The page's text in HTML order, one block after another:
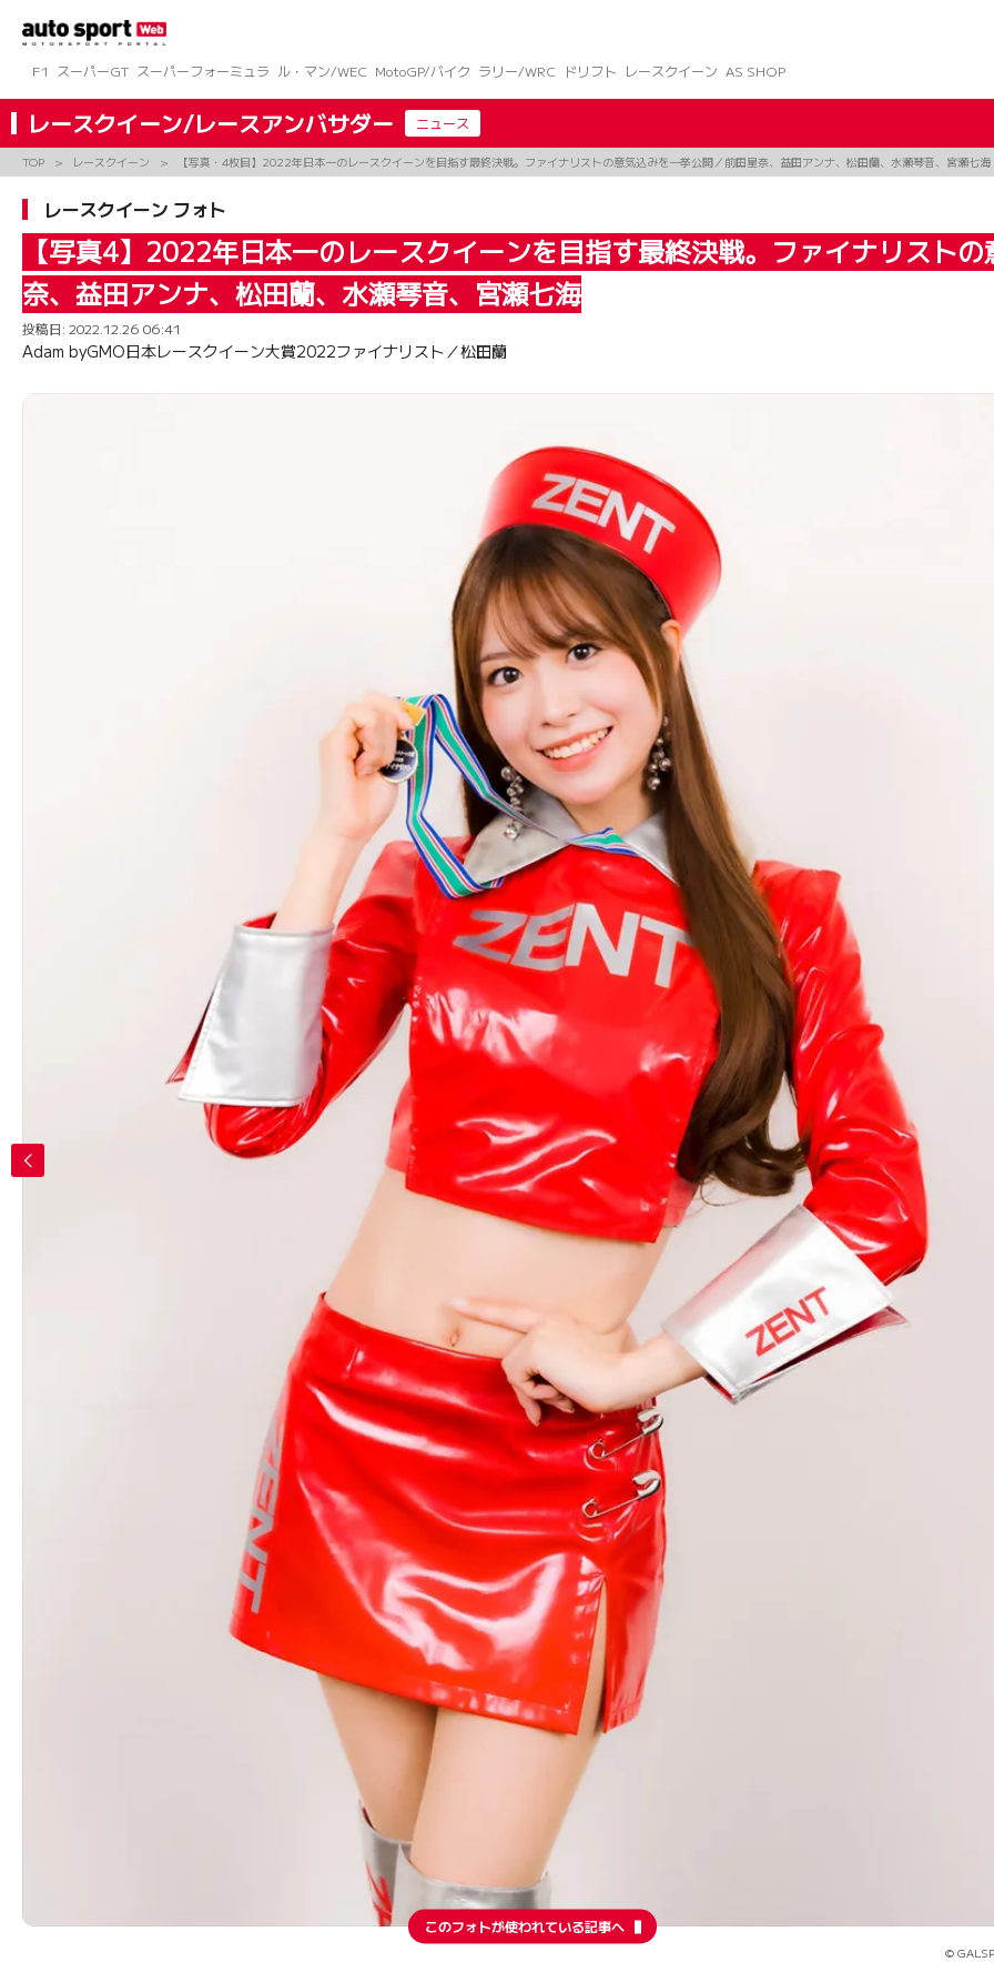
ツ
へ
ス
キ
ッ
F1
スーパーGT スーパーフォーミュラ ル・マン/WEC MotoGP/バイク ラリー/WRC ドリフト レースクイーン AS SHOP
レースクイーン/レースアンバサダー ニュース
TOP レースクイーン 【写真・4枚目】2022年日本一のレースクイーンを目指す最終決戦。ファイナリストの意気込みを一挙公開／前田星奈、益田アンナ、松田蘭、水瀬琴音、宮瀬七海
レースクイーン フォト
【写真4】2022年日本一のレースクイーンを目指す最終決戦。ファイナリスト
奈、益田アンナ、松田蘭、水瀬琴音、宮瀬七海
投稿日: 2022.12.26 06:41
Adam byGMO日本レースクイーン大賞2022ファイナリスト／松田蘭
このフォトが使われている記事へ
©